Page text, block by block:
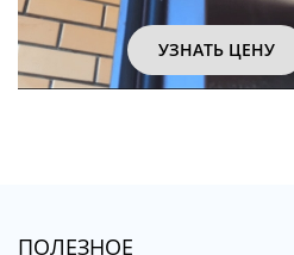
УЗНАТЬ ЦЕНУ
ПОЛЕЗНОЕ